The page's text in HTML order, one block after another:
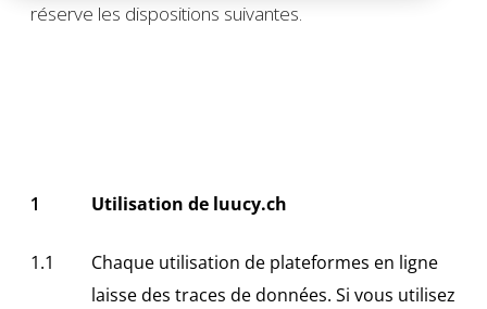
réserve les dispositions suivantes.
Utilisation de luucy.ch
Chaque utilisation de plateformes en ligne
laisse des traces de données. Si vous utilisez